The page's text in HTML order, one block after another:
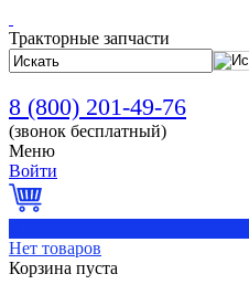
Тракторные запчасти
8 (800) 201-49-76
(звонок бесплатный)
Меню
Войти
Нет товаров
Корзина пуста